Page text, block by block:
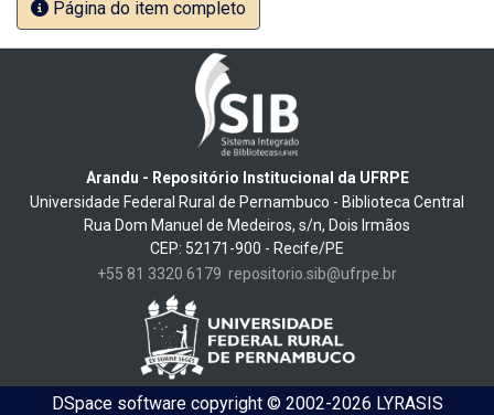
Página do item completo
Arandu - Repositório Institucional da UFRPE
Universidade Federal Rural de Pernambuco - Biblioteca Central
Rua Dom Manuel de Medeiros, s/n, Dois Irmãos
CEP: 52171-900 - Recife/PE
+55 81 3320 6179 repositorio.sib@ufrpe.br
DSpace softwarecopyright © 2002-2026 LYRASIS